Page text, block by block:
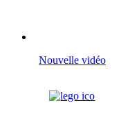
Nouvelle vidéo